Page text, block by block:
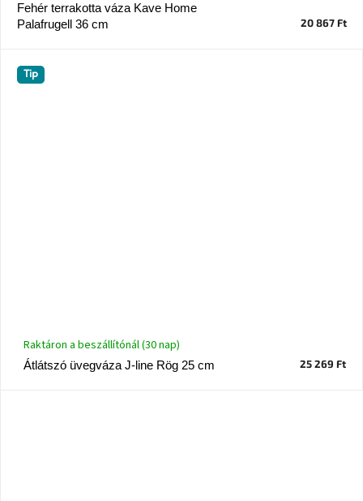
Fehér terrakotta váza Kave Home
Palafrugell 36 cm
20 867 Ft
Tip
Átlátszó üvegváza J-line Rög 25 cm
Raktáron a beszállítónál (30 nap)
25 269 Ft